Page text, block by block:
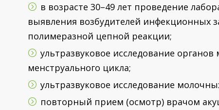
в возрасте 30–49 лет проведение
выявления возбудителей инфекционных
полимеразной цепной реакции;
ультразвуковое исследование
менструального цикла;
ультразвуковое исследование
повторный прием (осмотр) врачом